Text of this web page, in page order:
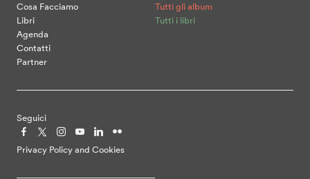
Cosa Facciamo
Libri
Agenda
Contatti
Partner
Tutti gli album
Tutti i libri
Seguici
Privacy Policy and Cookies